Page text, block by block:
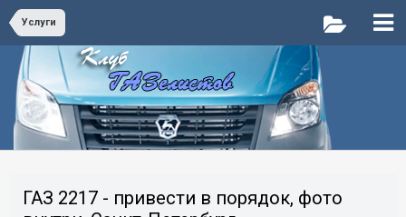
Услуги
ГАЗ 2217 - привести в порядок, фото